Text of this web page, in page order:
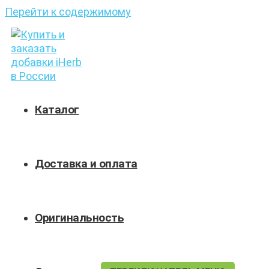
Перейти к содержимому
Каталог
Доставка и оплата
Оригинальность